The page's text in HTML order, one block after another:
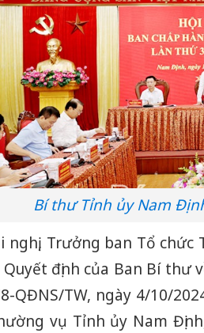
Bí thư Tỉnh ủy Nam
nghị, Trưởng ban Tổ chức
Quyết định của Ban Bí thư
QĐNS/TW, ngày 4/10/
vụ Tỉnh ủy Nam